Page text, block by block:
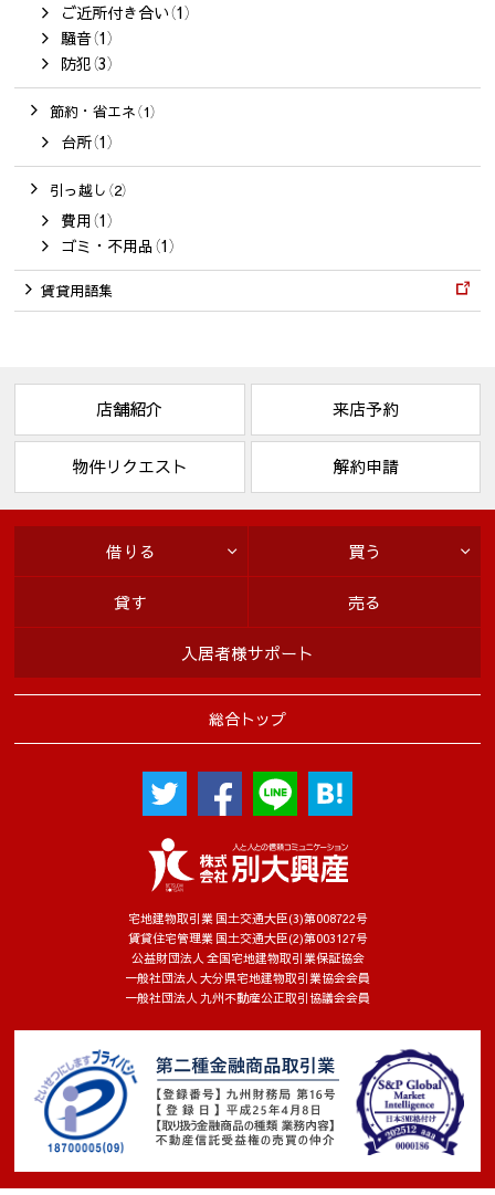
ご近所付き合い（1）
騒音（1）
防犯（3）
節約・省エネ（1）
台所（1）
引っ越し（2）
費用（1）
ゴミ・不用品（1）
賃貸用語集
店舗紹介 来店予約
物件リクエスト 解約申請
宅地建物取引業 国土交通大臣(3)第008722号
賃貸住宅管理業 国土交通大臣(2)第003127号
公益財団法人 全国宅地建物取引業保証協会
一般社団法人 大分県宅地建物取引業協会会員
一般社団法人 九州不動産公正取引協議会会員
総合トップ
借りる 買う
貸す 売る
入居者様サポート